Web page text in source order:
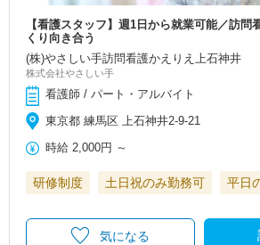
【看護スタッフ】週1日から就業可能／訪問
くり向き合う
(株)やさしい手訪問看護かえりえ上石神井
株式会社やさしい手
看護師 / パート・アルバイト
東京都 練馬区 上石神井2-9-21
時給 2,000円 ～
研修制度 土日祝のみ勤務可 平日
気になる